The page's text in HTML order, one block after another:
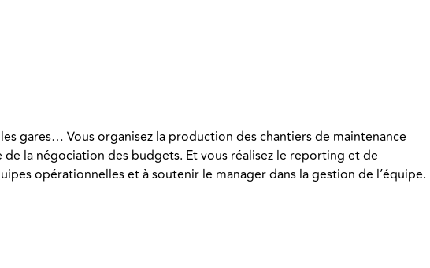
gares… Vous organisez la production des chantiers de maintenance
la négociation des budgets. Et vous réalisez le reporting et de
opérationnelles et à soutenir le manager dans la gestion de l’équipe.